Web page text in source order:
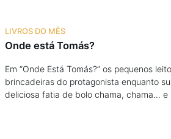
LIVROS DO MÊS
Onde está Tomás?
Em “Onde Está Tomás?” os pequenos
brincadeiras do protagonista enquanto
deliciosa fatia de bolo chama, chama… e